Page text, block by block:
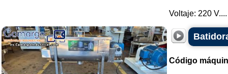
Voltaje: 220 V....
Código